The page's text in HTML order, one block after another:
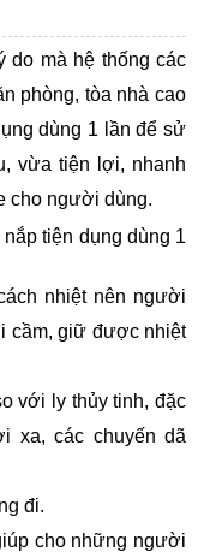
do mà hệ thống các
phòng, tòa nhà cao
dùng 1 lần để sử
vừa tiện lợi, nhanh
cho người dùng.
tiện dụng dùng 1
nhiệt nên người
cầm, giữ được nhiệt
với ly thủy tinh, đặc
xa, các chuyến dã
đi.
cho những người